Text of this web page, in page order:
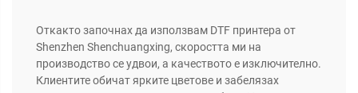
Откакто започнах да използвам DTF принтера от
Shenzhen Shenchuangxing, скоростта ми на
производство се удвои, а качеството е изключително.
Клиентите обичат ярките цветове и забелязах